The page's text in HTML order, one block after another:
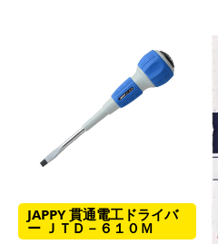
JAPPY 貫通電工ドライバ
ー ＪＴＤ－６１０Ｍ